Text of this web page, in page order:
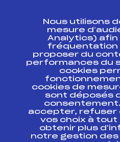
Ressources
Pass’Neige
Projet sportif fédéral
Projet de
Antidopage
Pôle Développement,
Scientifique
Listes ministérielles
Pôle vie de l’athlète
Nous utilisons
mesure
Analytics) afin
fréquentation
proposer du
performances du
cookies
cookies de
sont déposés
accepter, refuser
vos choix à tout
obtenir plus
notre gestion des